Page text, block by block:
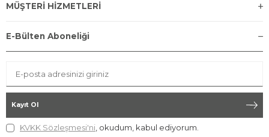
MÜŞTERİ HİZMETLERİ
E-Bülten Aboneliği
Kayıt Ol
KVKK Sözleşmesi'ni , okudum, kabul ediyorum.